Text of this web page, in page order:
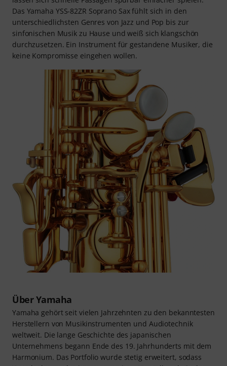
Das Yamaha YSS-82ZR Soprano Sax fühlt sich in den
unterschiedlichsten Genres von Jazz und Pop bis zur
sinfonischen Musik zu Hause und weiß sich klangschön
durchzusetzen. Ein Instrument für gestandene Musiker, die
keine Kompromisse eingehen wollen.
Über Yamaha
Yamaha gehört seit vielen Jahrzehnten zu den bekanntesten
Herstellern von Musikinstrumenten und Audiotechnik
weltweit. Die lange Geschichte des japanischen
Unternehmens begann Ende des 19. Jahrhunderts mit dem
Harmonium. Das Portfolio wurde stetig erweitert, sodass